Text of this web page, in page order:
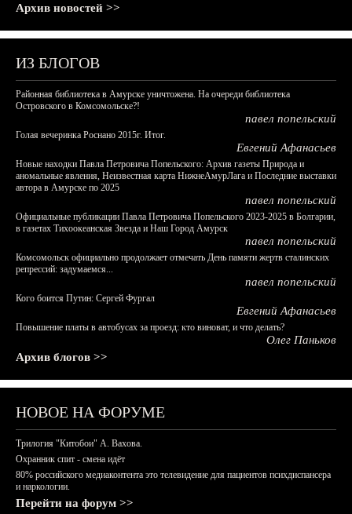
Архив новостей >>
ИЗ БЛОГОВ
Районная библиотека в Амурске уничтожена. На очереди библиотека
Островского в Комсомольске?!
павел попельский
Голая вечеринка Роснано 2015г. Итог.
Евгений Афанасьев
Новые находки Павла Петровича Попельского: Архив газеты Природа и
аномальные явления, Неизвестная карта НижнеАмурЛага и Последние выставки
автора в Амурске по 2025
павел попельский
Официальные публикации Павла Петровича Попельского 2023-2025 в Болгарии,
в газетах Тихоокеанская Звезда и Наш Город Амурск
павел попельский
Комсомольск официально продолжает отмечать День памяти жертв сталинских
репрессий: задумаемся...
павел попельский
Кого боится Путин: Сергей Фургал
Евгений Афанасьев
Повышение платы в автобусах за проезд: кто виноват, и что делать?
Олег Паньков
Архив блогов >>
НОВОЕ НА ФОРУМЕ
Трилогия "Китобои" А. Вахова.
Охранник спит - смена идёт
80% российского медиаконтента это телевидение для пациентов психдиспансера
и наркологии.
Перейти на форум >>